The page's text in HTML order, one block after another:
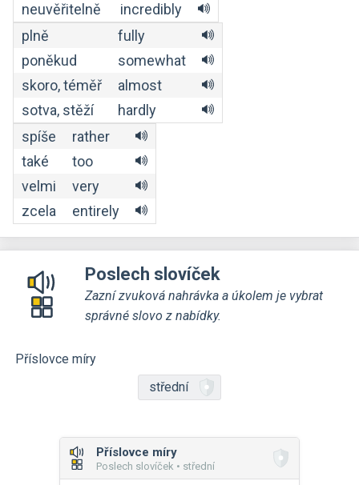
neuvěřitelně
incredibly
plně
fully
poněkud
somewhat
skoro, téměř
almost
sotva, stěží
hardly
spíše
rather
také
too
velmi
very
zcela
entirely
Poslech slovíček
Zazní zvuková nahrávka a úkolem je vybrat
správné slovo z nabídky.
Příslovce míry
střední
Příslovce míry
Poslech slovíček • střední